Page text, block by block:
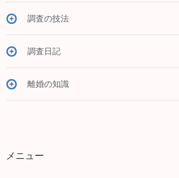
調査の技法
調査日記
離婚の知識
メニュー